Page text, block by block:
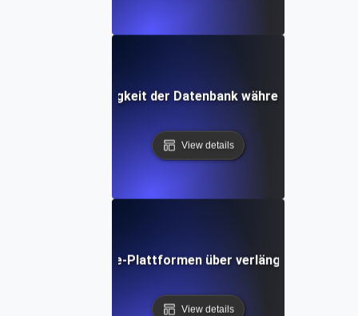
die Leistungsfähigkeit der Datenbank während
View details
für E-Commerce-Plattformen über verlängerte
View details